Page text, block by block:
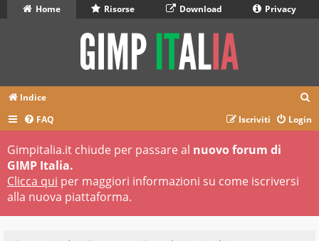
Home Risorse Download Privacy
Indice
r
FAQ Login
Iscriviti
Gimpitalia.it chiude per passare al nuovo forum di
GIMP Italia.
Clicca qui per maggiori informazioni su come iscriversi
alla nuova piattaforma.